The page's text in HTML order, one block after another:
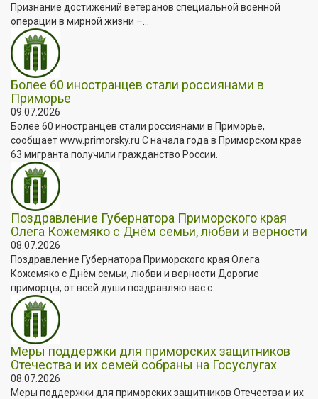
Признание достижений ветеранов специальной военной
операции в мирной жизни –...
Более 60 иностранцев стали россиянами в
Приморье
09.07.2026
Более 60 иностранцев стали россиянами в Приморье,
сообщает www.primorsky.ru С начала года в Приморском крае
63 мигранта получили гражданство России.
Поздравление Губернатора Приморского края
Олега Кожемяко с Днём семьи, любви и верности
08.07.2026
Поздравление Губернатора Приморского края Олега
Кожемяко с Днём семьи, любви и верности Дорогие
приморцы, от всей души поздравляю вас с...
Меры поддержки для приморских защитников
Отечества и их семей собраны на Госуслугах
08.07.2026
Меры поддержки для приморских защитников Отечества и их